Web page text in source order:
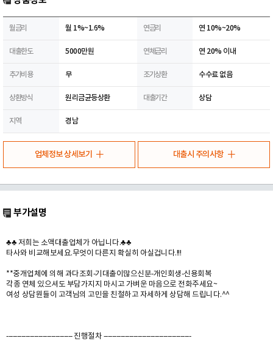
월금리 월 1%~1.6% 연금리 연 10%~20%
대출한도 5000만원 연체금리 연 20% 이내
추가비용 무 조기상환 수수료 없음
상환방식 원리금균등상환 대출기간 상담
지역 경남
업체정보 상세보기 대출시 주의사항
부가설명
♣♣ 저희는 소액대출업체가 아닙니다.♣♣
타사와 비교해보세요.무엇이 다른지 확실히 아실겁니다.!!!
**중개업체에 의해 과다조회-기대출이많으신분-개인회생-신용회복
각종 연체 있으셔도 부담가지지 마시고 가벼운 마음으로 전화주세요~
여성 상담원들이 고객님의 고민을 친철하고 자세하게 상담해 드립니다.^^
------------------------------- 진행절차 -----------------------------------------